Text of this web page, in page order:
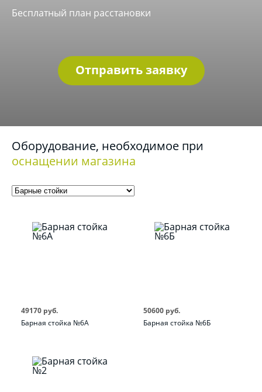
Бесплатный план расстановки
Отправить заявку
Оборудование, необходимое при
оснащении магазина
Барная стойка №6А
49170 руб.
Барная стойка №6Б
50600 руб.